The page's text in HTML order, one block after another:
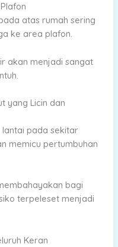
atas rumah sering
ke area plafon.
akan menjadi sangat
yang Licin dan
lantai pada sekitar
memicu pertumbuhan
bagi
terpeleset menjadi
Keran